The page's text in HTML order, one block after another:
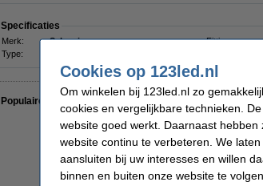
Specificaties
Merk: Sylvania Fitting:
Type:
Populaire artikelen van klanten die dit artikel ook besteld
Cookies op 123led.nl
Om winkelen bij 123led.nl zo
cookies en vergelijkbare technieken.
website goed werkt. Daarnaast
website continu te verbeteren. We
aansluiten bij uw interesses en willen
binnen en buiten onze website te